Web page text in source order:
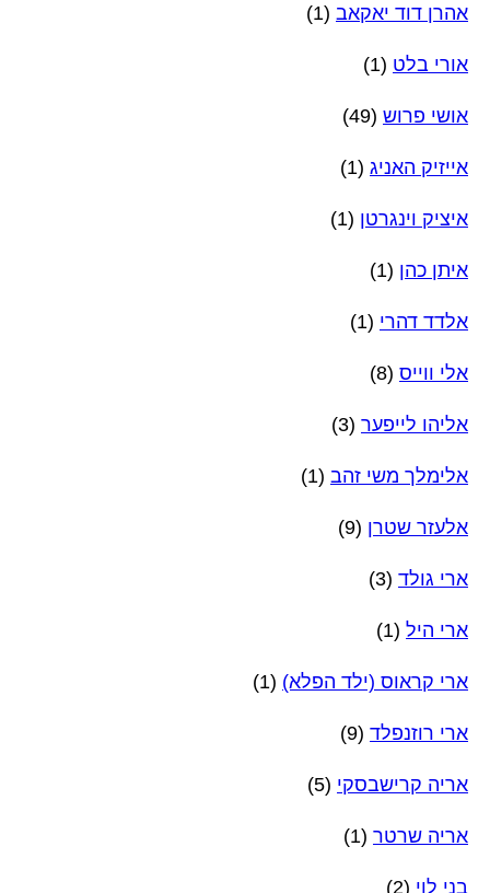
אהרן דוד יאקאב (1)
אורי בלט (1)
אושי פרוש (49)
אייזיק האניג (1)
איציק וינגרטן (1)
איתן כהן (1)
אלדד דהרי (1)
אלי ווייס (8)
אליהו לייפער (3)
אלימלך משי זהב (1)
אלעזר שטרן (9)
ארי גולד (3)
ארי היל (1)
ארי קראוס (ילד הפלא) (1)
ארי רוזנפלד (9)
אריה קרישבסקי (5)
אריה שרטר (1)
בני לוי (2)